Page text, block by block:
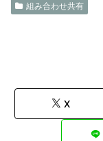
組み合わせ共有
X